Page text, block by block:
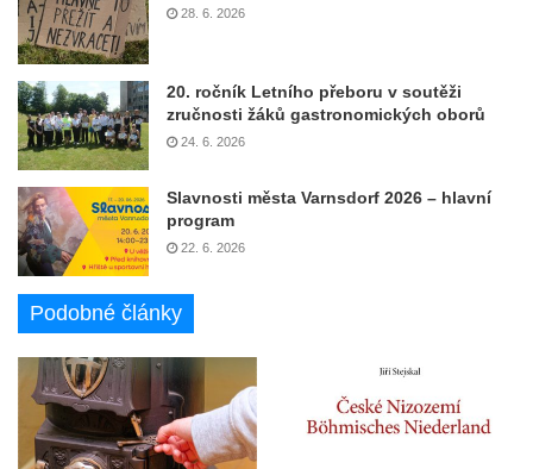
28. 6. 2026
20. ročník Letního přeboru v soutěži
zručnosti žáků gastronomických oborů
24. 6. 2026
Slavnosti města Varnsdorf 2026 – hlavní
program
22. 6. 2026
Podobné články